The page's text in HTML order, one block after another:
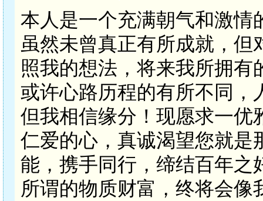
本人是一个充满朝气和激情
虽然未曾真正有所成就，
照我的想法，将来我所拥
或许心路历程的有所不同，
但我相信缘分！现愿求一优
仁爱的心，真诚渴望您就是
能，携手同行，缔结百年之
所谓的物质财富，终将会